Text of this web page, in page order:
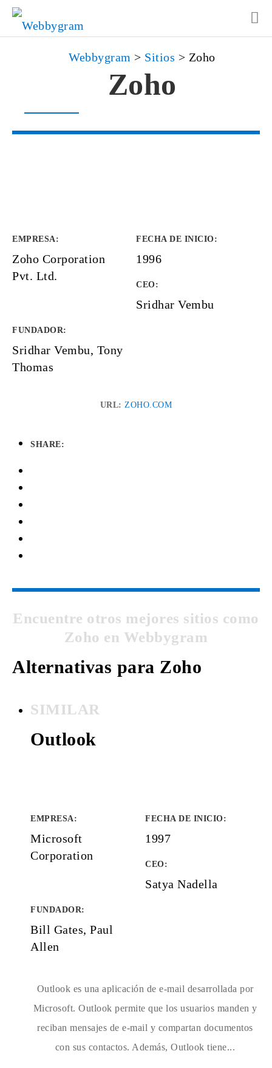
Webbygram > Sitios > Zoho
Zoho
EMPRESA:
Zoho Corporation
Pvt. Ltd.
FECHA DE INICIO:
1996
CEO:
Sridhar Vembu
FUNDADOR:
Sridhar Vembu, Tony
Thomas
URL:ZOHO.COM
SHARE:
Encuentre otros mejores sitios como
Zoho en Webbygram
Alternativas para Zoho
SIMILAR
Outlook
EMPRESA:
Microsoft
Corporation
FECHA DE INICIO:
1997
CEO:
Satya Nadella
FUNDADOR:
Bill Gates, Paul
Allen
Outlook es una aplicación de e-mail desarrollada por
Microsoft. Outlook permite que los usuarios manden y
reciban mensajes de e-mail y compartan documentos
con sus contactos. Además, Outlook tiene...